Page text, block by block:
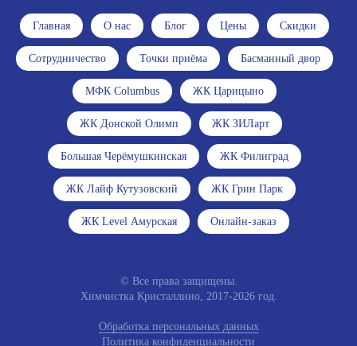
Главная О нас Блог Цены Скидки
Сотрудничество Точки приёма Басманный двор
МФК Columbus ЖК Царицыно
ЖК Донской Олимп ЖК ЗИЛарт
Большая Черёмушкинская ЖК Филиград
ЖК Лайф Кутузовский ЖК Грин Парк
ЖК Level Амурская Онлайн-заказ
© Все права защищены.
Химчистка Кристаллино, 2017-2026 год.
Обработка персональных данных
Политика конфиденциальности